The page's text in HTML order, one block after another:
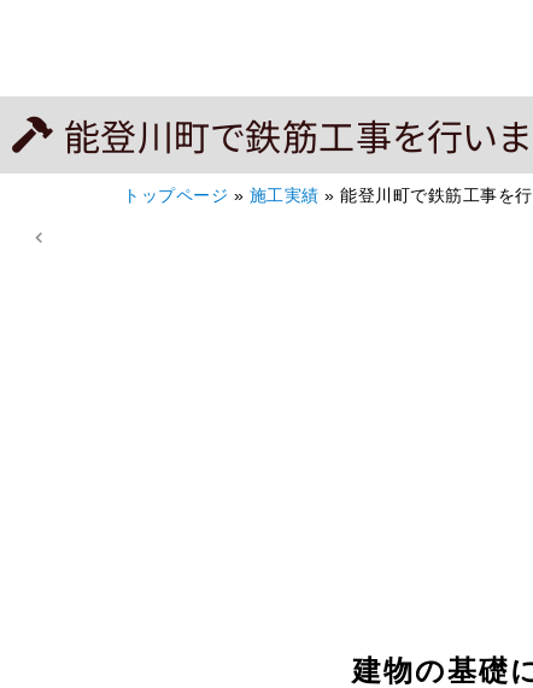
能登川町で鉄筋工事を行いま
トップページ » 施工実績 » 能登川町で鉄筋工事を行
建物の基礎